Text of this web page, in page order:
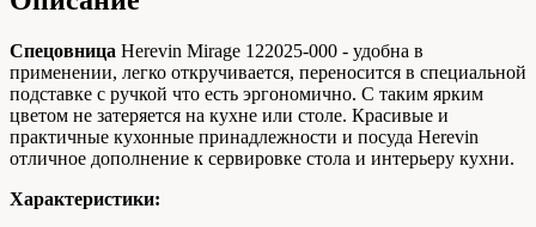
Спецовница Herevin Mirage 122025-000 - удобна в
применении, легко откручивается, переносится в специальной
подставке с ручкой что есть эргономично. С таким ярким
цветом не затеряется на кухне или столе. Красивые и
практичные кухонные принадлежности и посуда Herevin
отличное дополнение к сервировке стола и интерьеру кухни.
Характеристики: